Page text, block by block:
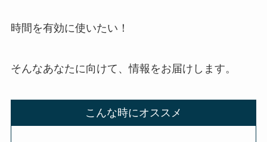
時間を有効に使いたい！
そんなあなたに向けて、情報をお届けします。
こんな時にオススメ